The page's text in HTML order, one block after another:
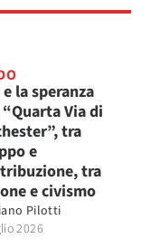
la speranza
Via di
tra
e
tra
e civismo
Pilotti
2026